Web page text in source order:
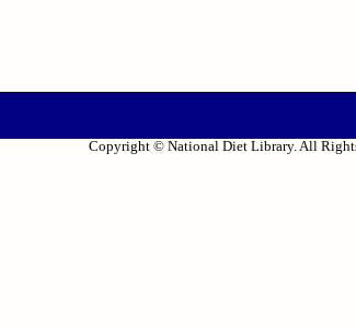
Copyright © National Diet Library. All